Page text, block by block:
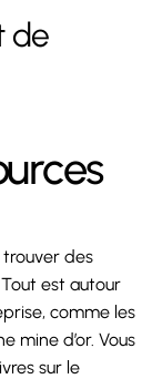
de
trouver des
est autour
comme les
mine d’or. Vous
sur le